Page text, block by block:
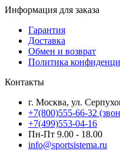
Информация для заказа
Гарантия
Доставка
Обмен и возврат
Политика
Контакты
г. Москва, ул.
+7(800)555-66-32
+7(499)553-04-16
Пн-Пт 9.00 - 18.00
info@sportsistema.ru